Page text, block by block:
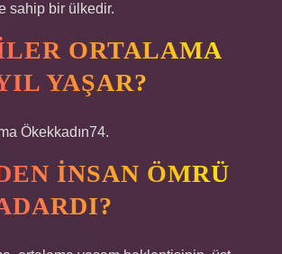
sahip bir ülkedir.
ORTALAMA
YAŞAR?
Ökekkadın74.
INSAN ÖMRÜ